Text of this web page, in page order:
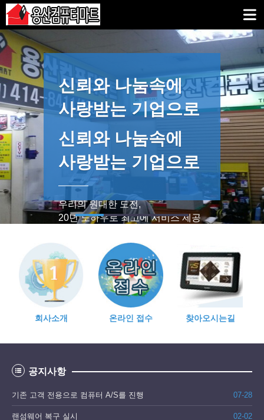
신뢰와 나눔속에
사랑받는 기업으로
신뢰와 나눔속에
사랑받는 기업으로
우리의 원대한 도전,
20년 노하우로 최고에 서비스 제공
회사소개 온라인 접수 찾아오시는길
공지사항
기존 고객 전용으로 컴퓨터 A/S를 진행 07-28
랜섬웨어 복구 실시 02-02